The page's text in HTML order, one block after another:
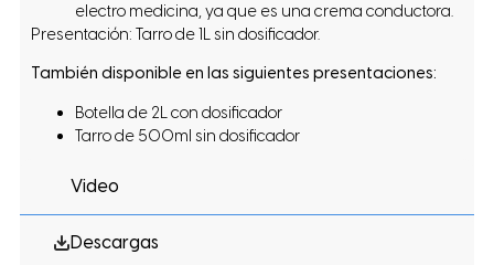
Video
Descargas
electro medicina, ya que es una crema conductora.
Presentación: Tarro de 1L sin dosificador.
También disponible en las siguientes presentaciones:
Botella de 2L con dosificador
Tarro de 500ml sin dosificador